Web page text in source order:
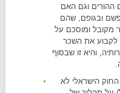
ההורים וגם האם
ובגופם, שהם
מקובל ומוסכם על
לקבוע את השכר
והיא זו שבסוף
הישראלי לא